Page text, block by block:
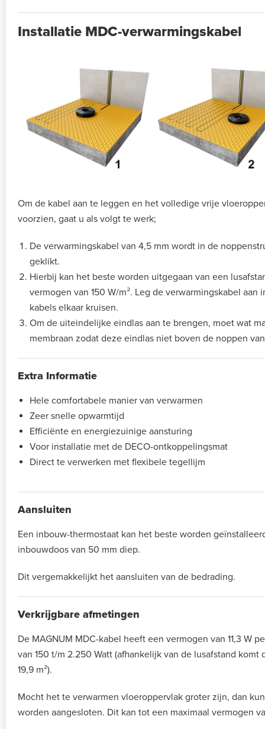
Installatie MDC-verwarmingskabel
Om de kabel aan te leggen en het volledige vrije
voorzien, gaat u als volgt te werk;
De verwarmingskabel van 4,5 mm wordt in de
geklikt.
Hierbij kan het beste worden uitgegaan van een
vermogen van 150 W/m². Leg de verwarmingskabel
kabels elkaar kruisen.
Om de uiteindelijke eindlas aan te brengen, moet wat
membraan zodat deze eindlas niet boven de noppen
Extra Informatie
Hele comfortabele manier van verwarmen
Zeer snelle opwarmtijd
Efficiënte en energiezuinige aansturing
Voor installatie met de DECO-ontkoppelingsmat
Direct te verwerken met flexibele tegellijm
Aansluiten
Een inbouw-thermostaat kan het beste worden
inbouwdoos van 50 mm diep.
Dit vergemakkelijkt het aansluiten van de bedrading.
Verkrijgbare afmetingen
De MAGNUM MDC-kabel heeft een vermogen van 11,3 W
van 150 t/m 2.250 Watt (afhankelijk van de lusafstand komt
19,9 m²).
Mocht het te verwarmen vloeroppervlak groter zijn, dan
worden aangesloten. Dit kan tot een maximaal vermogen